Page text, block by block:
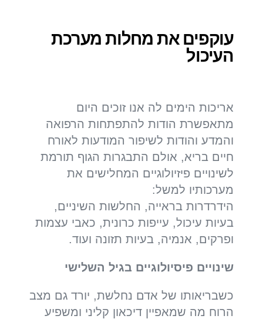
עוקפים את מחלות מערכת
העיכול
אריכות הימים לה אנו זוכים היום
מתאפשרת הודות להתפתחות הרפואה
והמדע והודות לשיפור המודעות לאורח
חיים בריא, אולם התבגרות הגוף תורמת
לשינויים פיזיולוגיים המחלישים את
מערכותיו למשל:
הידרדרות בראייה, החלשות השיניים,
בעיות עיכול, עייפות כרונית, כאבי עצמות
ופרקים, אנמיה, בעיות תזונה ועוד.
שינויים פיסיולוגיים בגיל השלישי
כשבריאותו של אדם נחלשת, יורד גם מצב
הרוח מה שמאפיין דיכאון קליני ומשפיע